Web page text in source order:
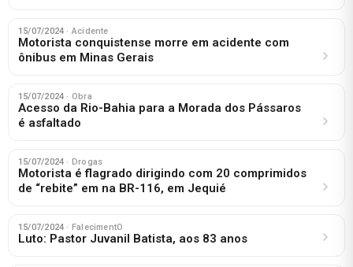
15/07/2024 · Acidente
Motorista conquistense morre em acidente com
ônibus em Minas Gerais
15/07/2024 · Obra
Acesso da Rio-Bahia para a Morada dos Pássaros
é asfaltado
15/07/2024 · Drogas
Motorista é flagrado dirigindo com 20 comprimidos
de “rebite” em na BR-116, em Jequié
15/07/2024 · FalecimentO
Luto: Pastor Juvanil Batista, aos 83 anos